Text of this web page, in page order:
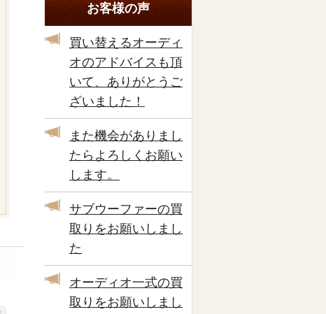
お客様の声
買い替えるオーディ
オのアドバイスも頂
いて、ありがとうご
ざいました！
また機会がありまし
たらよろしくお願い
します。
サブウーファーの買
取りをお願いしまし
た
オーディオ一式の買
取りをお願いしまし